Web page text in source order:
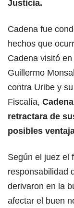
Justicia.
Cadena fue
hechos que
Cadena visitó
Guillermo
contra Uribe y
Fiscalía,
retractara de
posibles
Según el juez el
responsabilidad
derivaron en la
afectar el buen